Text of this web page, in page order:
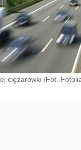
ciężarówki /Fot.